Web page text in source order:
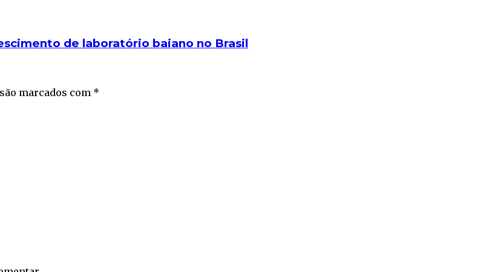
de laboratório baiano no Brasil
marcados com *